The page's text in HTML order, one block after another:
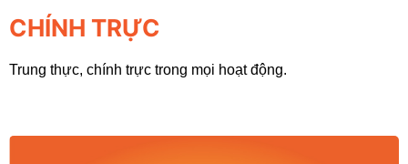
CHÍNH TRỰC
Trung thực, chính trực trong mọi hoạt động.